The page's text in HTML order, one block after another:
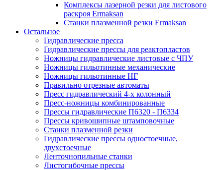
Комплексы лазерной резки для листового
раскроя Ermaksan
Станки плазменной резки Ermaksan
Остальное
Гидравлические пресса
Гидравлические прессы для реактопластов
Ножницы гидравлические листовые с ЧПУ
Ножницы гильотинные механические
Ножницы гильотинные НГ
Правильно отрезные автоматы
Пресс гидравлический 4-х колонный
Пресс-ножницы комбинированные
Прессы гидравлические П6320 - П6334
Прессы кривошипные штамповочные
Станки плазменной резки
Гидравлические прессы одностоечные,
двухстоечные
Ленточнопильные станки
Листогибочные прессы